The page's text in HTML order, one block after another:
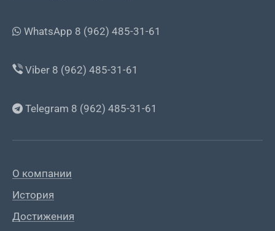
WhatsApp 8 (962) 485-31-61
Viber 8 (962) 485-31-61
Telegram 8 (962) 485-31-61
О компании
История
Достижения